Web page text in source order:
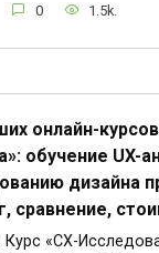
0 1.5k.
онлайн-курсов
обучение UX-
дизайна
сравнение,
Курс «CX-